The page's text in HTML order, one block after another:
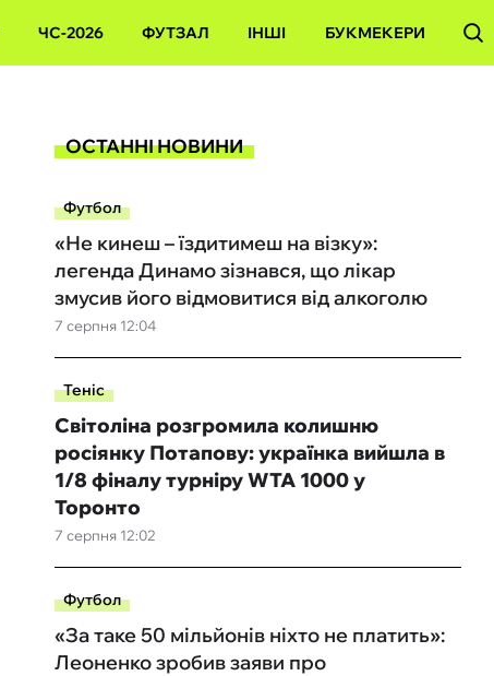
ЧС-2026 ФУТЗАЛ ІНШІ БУКМЕКЕРИ
ОСТАННІ НОВИНИ
Футбол
7 серпня 12:04
«Не кинеш – їздитимеш на візку»:
легенда Динамо зізнався, що лікар
змусив його відмовитися від алкоголю
Теніс
7 серпня 12:02
Світоліна розгромила колишню
росіянку Потапову: українка вийшла в
1/8 фіналу турніру WTA 1000 у
Торонто
Футбол
«За таке 50 мільйонів ніхто не платить»:
Леоненко зробив заяви про